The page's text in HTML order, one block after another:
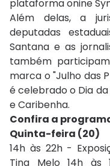
plataforma onine
Além delas, a
deputadas
Santana e as
também
marca o "Julho das
é celebrado o Dia
e Caribenha.
Confira a
Quinta-feira (20)
14h às 22h -
Tina Melo 14h